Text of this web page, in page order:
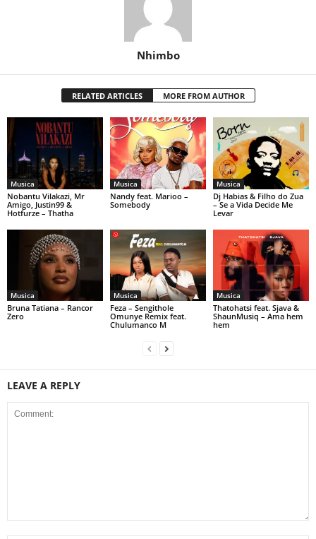
Nhimbo
RELATED ARTICLES MORE FROM AUTHOR
Musica
Nobantu Vilakazi, Mr
Amigo, Justin99 &
Hotfurze – Thatha
Musica
Nandy feat. Marioo –
Somebody
Musica
Dj Habias & Filho do Zua
– Se a Vida Decide Me
Levar
Musica
Bruna Tatiana – Rancor
Zero
Musica
Feza – Sengithole
Omunye Remix feat.
Chulumanco M
Musica
Thatohatsi feat. Sjava &
ShaunMusiq – Ama hem
hem
LEAVE A REPLY